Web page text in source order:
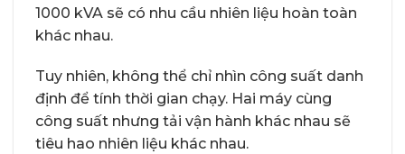
1000 kVA sẽ có nhu cầu nhiên liệu hoàn toàn
khác nhau.
Tuy nhiên, không thể chỉ nhìn công suất danh
định để tính thời gian chạy. Hai máy cùng
công suất nhưng tải vận hành khác nhau sẽ
tiêu hao nhiên liệu khác nhau.